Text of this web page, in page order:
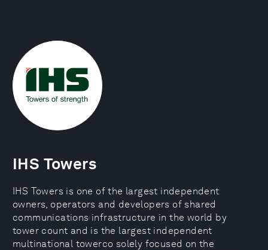
IHS Towers
IHS Towers is one of the largest independent
owners, operators and developers of shared
communications infrastructure in the world by
tower count and is the largest independent
multinational towerco solely focused on the